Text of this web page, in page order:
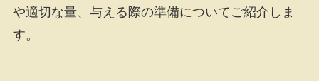
や適切な量、与える際の準備についてご紹介しま
す。